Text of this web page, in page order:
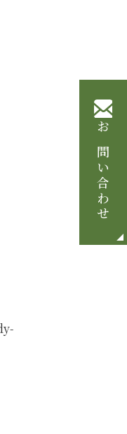
お問い合わせ